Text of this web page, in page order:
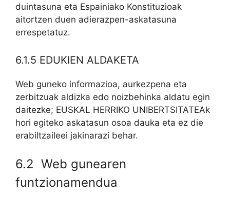
duintasuna eta Espainiako Konstituzioak
aitortzen duen adierazpen-askatasuna
errespetatuz.
6.1.5 EDUKIEN ALDAKETA
Web guneko informazioa, aurkezpena eta
zerbitzuak aldizka edo noizbehinka aldatu egin
daitezke; EUSKAL HERRIKO UNIBERTSITATEAk
hori egiteko askatasun osoa dauka eta ez die
erabiltzaileei jakinarazi behar.
6.2 Web gunearen
funtzionamendua